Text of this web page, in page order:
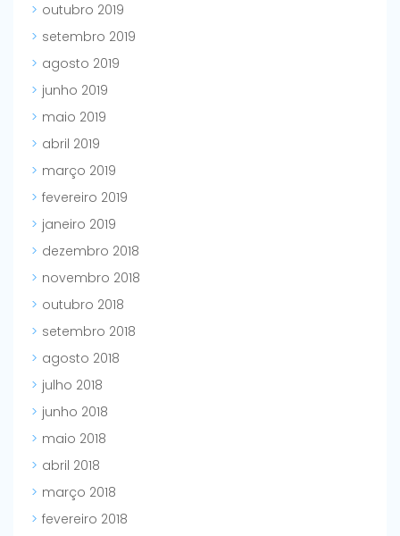
outubro 2019
setembro 2019
agosto 2019
junho 2019
maio 2019
abril 2019
março 2019
fevereiro 2019
janeiro 2019
dezembro 2018
novembro 2018
outubro 2018
setembro 2018
agosto 2018
julho 2018
junho 2018
maio 2018
abril 2018
março 2018
fevereiro 2018